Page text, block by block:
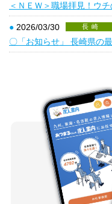
＜ＮＥＷ＞職場拝見！ウ
● 2026/03/30 長崎
〇「お知らせ」 長崎県の